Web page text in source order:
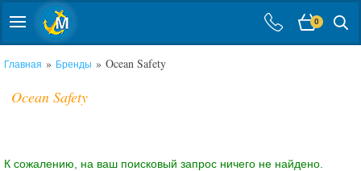
0
Главная » Бренды » Ocean Safety
Ocean Safety
К сожалению, на ваш поисковый запрос ничего не найдено.